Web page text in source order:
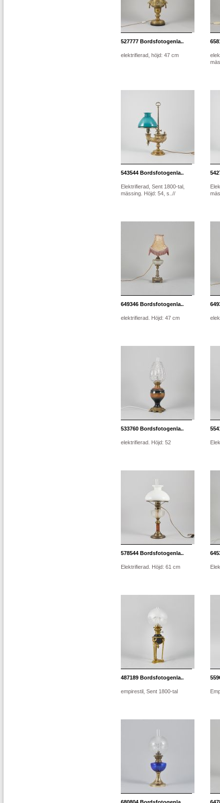
527777 Bordsfotogenla..
elektrifierad, höjd: 47 cm
543544 Bordsfotogenla..
Elektrifierad, Sent 1800-tal,
mässing. Höjd: 54, s..//
649346 Bordsfotogenla..
elektrifierad. Höjd: 47 cm
533760 Bordsfotogenla..
elektrifierad. Höjd: 52
578544 Bordsfotogenla..
Elektrifierad. Höjd: 61 cm
487189 Bordsfotogenla..
empirestil, Sent 1800-tal